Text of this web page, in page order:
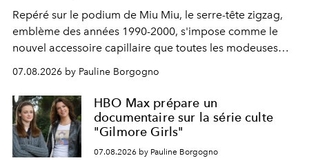
Repéré sur le podium de Miu Miu, le serre-tête zigzag,
emblème des années 1990-2000, s'impose comme le
nouvel accessoire capillaire que toutes les modeuses
s'arrachent déjà.
07.08.2026 by Pauline Borgogno
HBO Max prépare un
documentaire sur la série culte
"Gilmore Girls"
07.08.2026 by Pauline Borgogno